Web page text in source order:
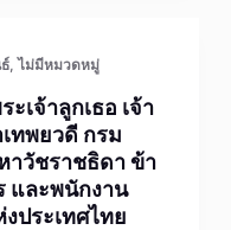
,ไม่มีหมวดหมู่
เจ้าลูกเธอ เจ้า
ทพยวดี กรม
าวัชราชธิดา ข้า
และพนักงาน
ประเทศไทย